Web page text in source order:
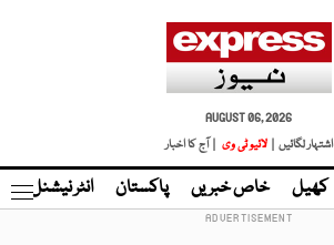
AUGUST 06, 2026
اشتہار لگائیں |
لائیو ٹی وی | آج کا اخبار
کھیل خاص خبریں پاکستان انٹر نیشنل